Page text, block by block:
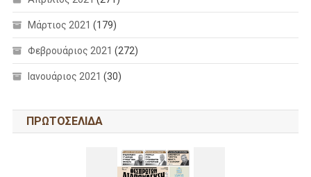
Μάρτιος 2021 (179)
Φεβρουάριος 2021 (272)
Ιανουάριος 2021 (30)
ΠΡΩΤΟΣΕΛΙΔΑ